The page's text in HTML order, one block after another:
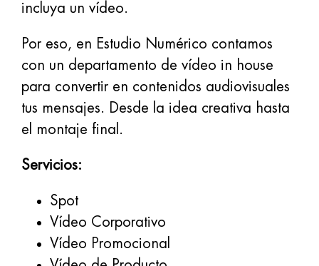
incluya un vídeo.
Por eso, en Estudio Numérico contamos
con un departamento de vídeo in house
para convertir en contenidos audiovisuales
tus mensajes. Desde la idea creativa hasta
el montaje final.
Servicios:
Spot
Vídeo Corporativo
Vídeo Promocional